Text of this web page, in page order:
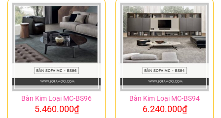
Bàn Kim Loại MC-BS96
5.460.000₫
Bàn Kim Loại MC-BS94
6.240.000₫